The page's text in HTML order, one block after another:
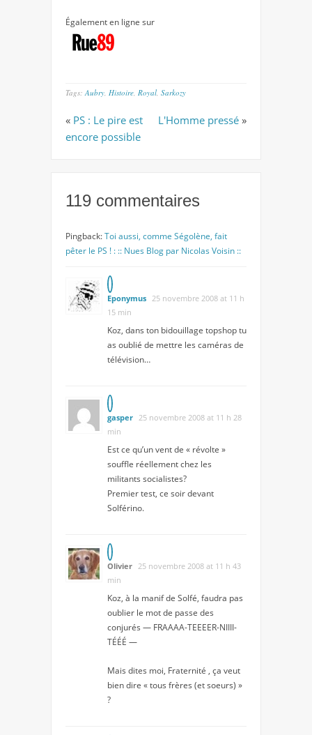
Également en ligne sur
Tags: Aubry Histoire Royal Sarkozy
« PS : Le pire est
encore possible
L'Homme pressé »
119 commentaires
Pingback:Toi aussi, comme Ségolène, fait
pêter le PS ! : :: Nues Blog par Nicolas Voisin ::
Eponymus 25 novembre 2008 at 11 h
15 min
Koz, dans ton bidouillage topshop tu
as oublié de mettre les caméras de
télévision…
gasper 25 novembre 2008 at 11 h 28
min
Est ce qu’un vent de « révolte »
souffle réellement chez les
militants socialistes?
Premier test, ce soir devant
Solférino.
Olivier 25 novembre 2008 at 11 h 43
min
Koz, à la manif de Solfé, faudra pas
oublier le mot de passe des
conjurés — FRAAAA-TEEEER-NIIII-
TÉÉÉ —
Mais dites moi, Fraternité , ça veut
bien dire « tous frères (et soeurs) »
?